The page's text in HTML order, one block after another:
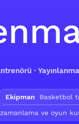
·
Ekipman
Basketbol
ve oyun